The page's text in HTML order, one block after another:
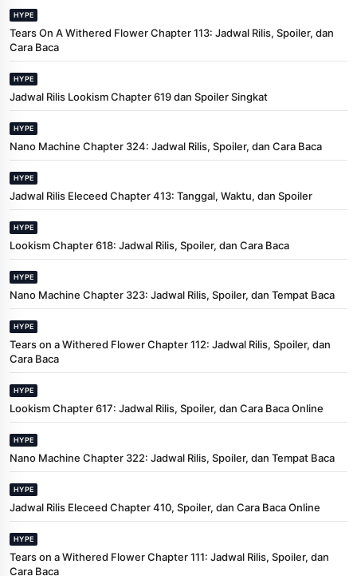
HYPE
Tears On A Withered Flower Chapter 113: Jadwal Rilis, Spoiler, dan
Cara Baca
HYPE
Jadwal Rilis Lookism Chapter 619 dan Spoiler Singkat
HYPE
Nano Machine Chapter 324: Jadwal Rilis, Spoiler, dan Cara Baca
HYPE
Jadwal Rilis Eleceed Chapter 413: Tanggal, Waktu, dan Spoiler
HYPE
Lookism Chapter 618: Jadwal Rilis, Spoiler, dan Cara Baca
HYPE
Nano Machine Chapter 323: Jadwal Rilis, Spoiler, dan Tempat Baca
HYPE
Tears on a Withered Flower Chapter 112: Jadwal Rilis, Spoiler, dan
Cara Baca
HYPE
Lookism Chapter 617: Jadwal Rilis, Spoiler, dan Cara Baca Online
HYPE
Nano Machine Chapter 322: Jadwal Rilis, Spoiler, dan Tempat Baca
HYPE
Jadwal Rilis Eleceed Chapter 410, Spoiler, dan Cara Baca Online
HYPE
Tears on a Withered Flower Chapter 111: Jadwal Rilis, Spoiler, dan
Cara Baca